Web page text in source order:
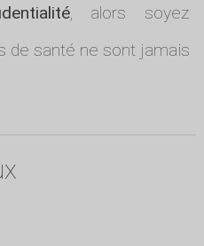
, alors soyez
de santé ne sont jamais